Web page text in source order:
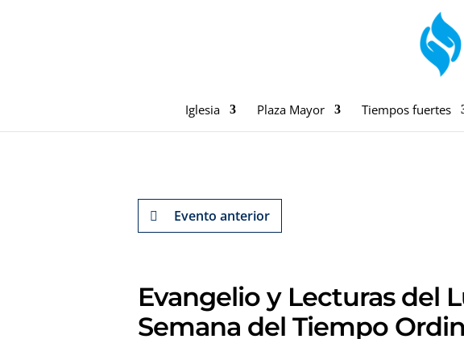
Iglesia Plaza Mayor Tiempos fuertes
Evento anterior
Evangelio y Lecturas del
Semana del Tiempo